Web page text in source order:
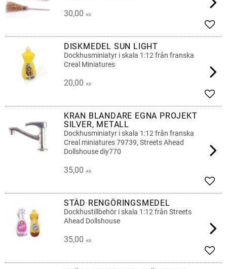
30,00 KR
DISKMEDEL SUN LIGHT
Dockhusminiatyr i skala 1:12 från franska
Creal Miniatures
20,00 KR
KRAN BLANDARE EGNA PROJEKT
SILVER, METALL
Dockhusminiatyr i skala 1:12 från franska
Creal miniatures 79739, Streets Ahead
Dollshouse diy770
35,00 KR
STÄD RENGÖRINGSMEDEL
Dockhustillbehör i skala 1:12 från Streets
Ahead Dollshouse
35,00 KR